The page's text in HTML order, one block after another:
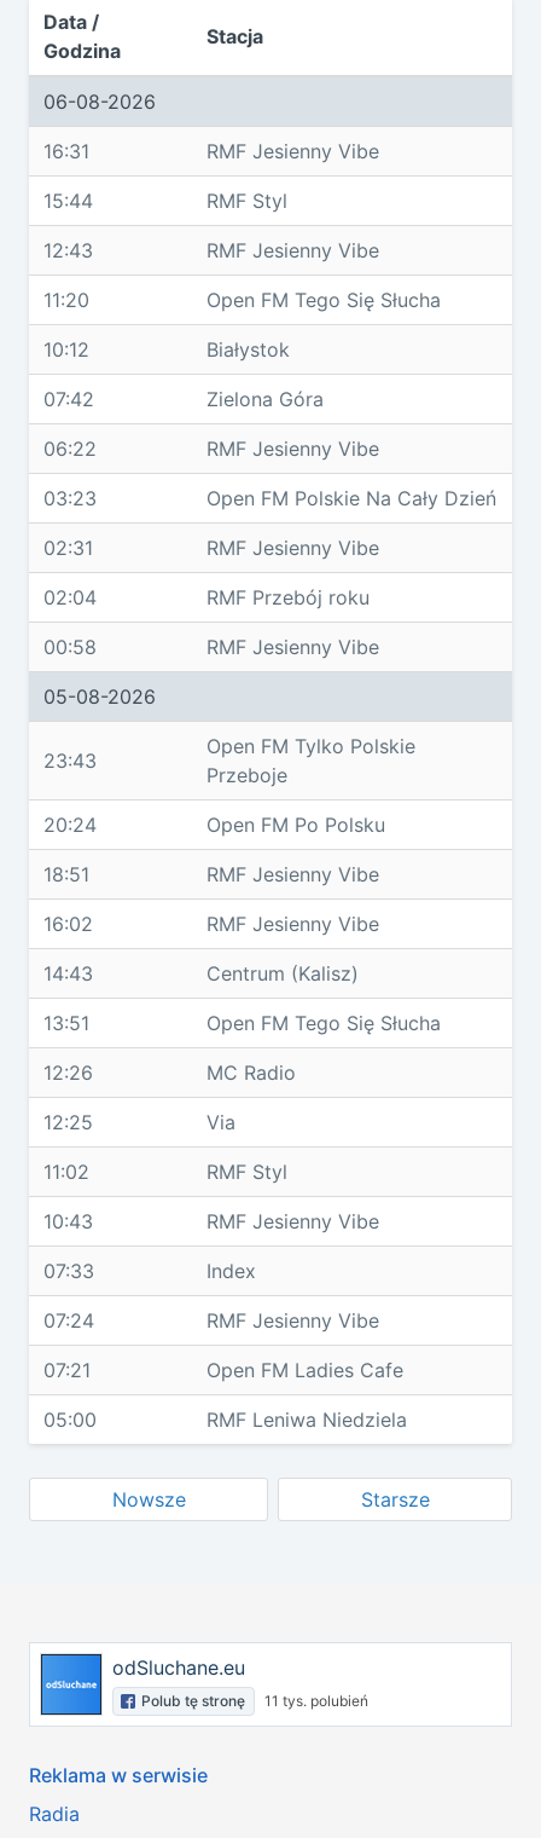
Data /
Godzina
Stacja
06-08-2026
16:31 RMF Jesienny Vibe
15:44 RMF Styl
12:43 RMF Jesienny Vibe
11:20 Open FM Tego Się Słucha
10:12 Białystok
07:42 Zielona Góra
06:22 RMF Jesienny Vibe
03:23 Open FM Polskie Na Cały Dzień
02:31 RMF Jesienny Vibe
02:04 RMF Przebój roku
00:58 RMF Jesienny Vibe
05-08-2026
23:43
Open FM Tylko Polskie
Przeboje
20:24 Open FM Po Polsku
18:51 RMF Jesienny Vibe
16:02 RMF Jesienny Vibe
14:43 Centrum (Kalisz)
13:51 Open FM Tego Się Słucha
12:26 MC Radio
12:25 Via
11:02 RMF Styl
10:43 RMF Jesienny Vibe
07:33 Index
07:24 RMF Jesienny Vibe
07:21 Open FM Ladies Cafe
05:00 RMF Leniwa Niedziela
Nowsze Starsze
odSluchane.eu
Polub tę stronę 11 tys. polubień
Reklama w serwisie
Radia